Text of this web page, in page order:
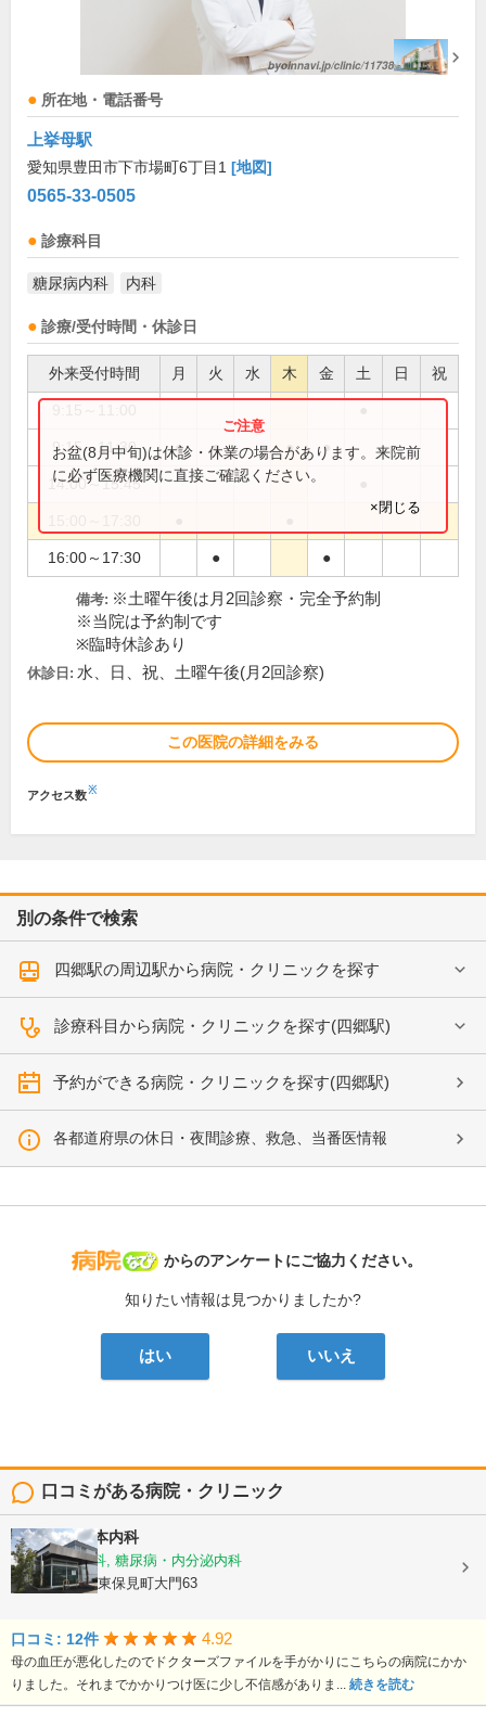
所在地・電話番号
上挙母駅
愛知県豊田市下市場町6丁目1 [地図]
0565-33-0505
診療科目
糖尿病内科 内科
診療/受付時間・休診日
外来受付時間 月 火 水 木 金 土 日 祝
9:15～11:30 ● ● ● ●
14:00～15:45
16:00～17:30 ● ●
お盆(8月中旬)は休診・休業の場合があります。来院前
に必ず医療機関に直接ご確認ください。
×閉じる
備考: ※土曜午後は月2回診察・完全予約制
※当院は予約制です
※臨時休診あり
休診日: 水、日、祝、土曜午後(月2回診察)
この医院の詳細をみる
アクセス数※
別の条件で検索
四郷駅の周辺駅から病院・クリニックを探す
診療科目から病院・クリニックを探す(四郷駅)
予約ができる病院・クリニックを探す(四郷駅)
各都道府県の休日・夜間診療、救急、当番医情報
病院なび
からのアンケートにご協力ください。
知りたい情報は見つかりましたか?
はい いいえ
口コミがある病院・クリニック
医療法人榎本内科
内科, 循環器科, 糖尿病・内分泌内科
愛知県豊田市東保見町大門63
口コミ: 12件 4.92
母の血圧が悪化したのでドクターズファイルを手がかりにこちらの病院にかか
りました。それまでかかりつけ医に少し不信感がありま... 続きを読む